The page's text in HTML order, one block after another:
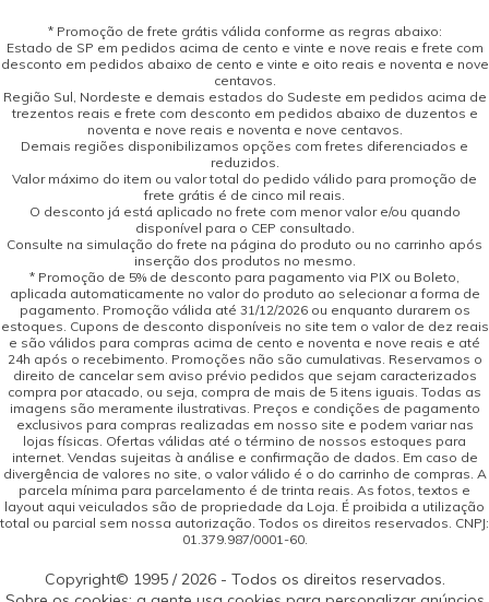
* Promoção de frete grátis válida conforme as regras abaixo:
Estado de SP em pedidos acima de cento e vinte e nove reais e frete com
desconto em pedidos abaixo de cento e vinte e oito reais e noventa e nove
centavos.
Região Sul, Nordeste e demais estados do Sudeste em pedidos acima de
trezentos reais e frete com desconto em pedidos abaixo de duzentos e
noventa e nove reais e noventa e nove centavos.
Demais regiões disponibilizamos opções com fretes diferenciados e
reduzidos.
Valor máximo do item ou valor total do pedido válido para promoção de
frete grátis é de cinco mil reais.
O desconto já está aplicado no frete com menor valor e/ou quando
disponível para o CEP consultado.
Consulte na simulação do frete na página do produto ou no carrinho após
inserção dos produtos no mesmo.
* Promoção de 5% de desconto para pagamento via PIX ou Boleto,
aplicada automaticamente no valor do produto ao selecionar a forma de
pagamento. Promoção válida até 31/12/2026 ou enquanto durarem os
estoques. Cupons de desconto disponíveis no site tem o valor de dez reais
e são válidos para compras acima de cento e noventa e nove reais e até
24h após o recebimento. Promoções não são cumulativas. Reservamos o
direito de cancelar sem aviso prévio pedidos que sejam caracterizados
compra por atacado, ou seja, compra de mais de 5 itens iguais. Todas as
imagens são meramente ilustrativas. Preços e condições de pagamento
exclusivos para compras realizadas em nosso site e podem variar nas
lojas físicas. Ofertas válidas até o término de nossos estoques para
internet. Vendas sujeitas à análise e confirmação de dados. Em caso de
divergência de valores no site, o valor válido é o do carrinho de compras. A
parcela mínima para parcelamento é de trinta reais. As fotos, textos e
layout aqui veiculados são de propriedade da Loja. É proibida a utilização
total ou parcial sem nossa autorização. Todos os direitos reservados. CNPJ:
01.379.987/0001-60.
Copyright© 1995 / 2026 - Todos os direitos reservados.